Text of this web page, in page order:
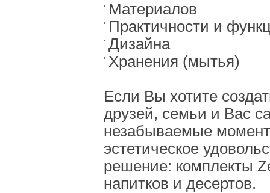
Материалов
Практичности и
Дизайна
Хранения (мытья)
Если Вы хотите
друзей, семьи и Вас
незабываемые
эстетическое
решение: комплекты
напитков и десертов.